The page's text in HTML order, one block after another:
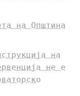
на Општина
на
не е